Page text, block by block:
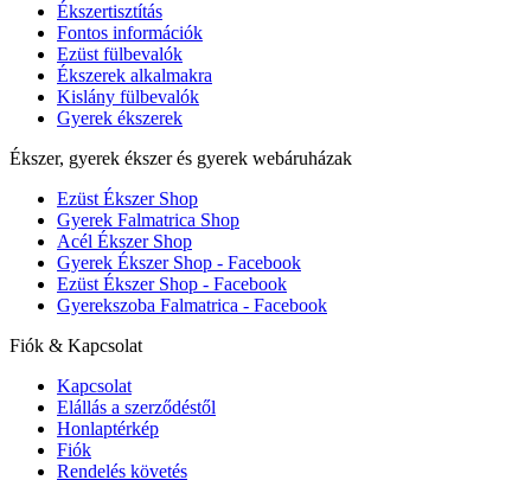
Ékszertisztítás
Fontos információk
Ezüst fülbevalók
Ékszerek alkalmakra
Kislány fülbevalók
Gyerek ékszerek
Ékszer, gyerek ékszer és gyerek webáruházak
Ezüst Ékszer Shop
Gyerek Falmatrica Shop
Acél Ékszer Shop
Gyerek Ékszer Shop - Facebook
Ezüst Ékszer Shop - Facebook
Gyerekszoba Falmatrica - Facebook
Fiók & Kapcsolat
Kapcsolat
Elállás a szerződéstől
Honlaptérkép
Fiók
Rendelés követés